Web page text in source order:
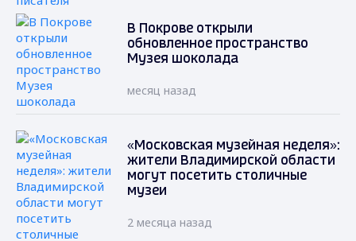
В Покрове открыли
обновленное пространство
Музея шоколада
месяц назад
«Московская музейная неделя»:
жители Владимирской области
могут посетить столичные
музеи
2 месяца назад